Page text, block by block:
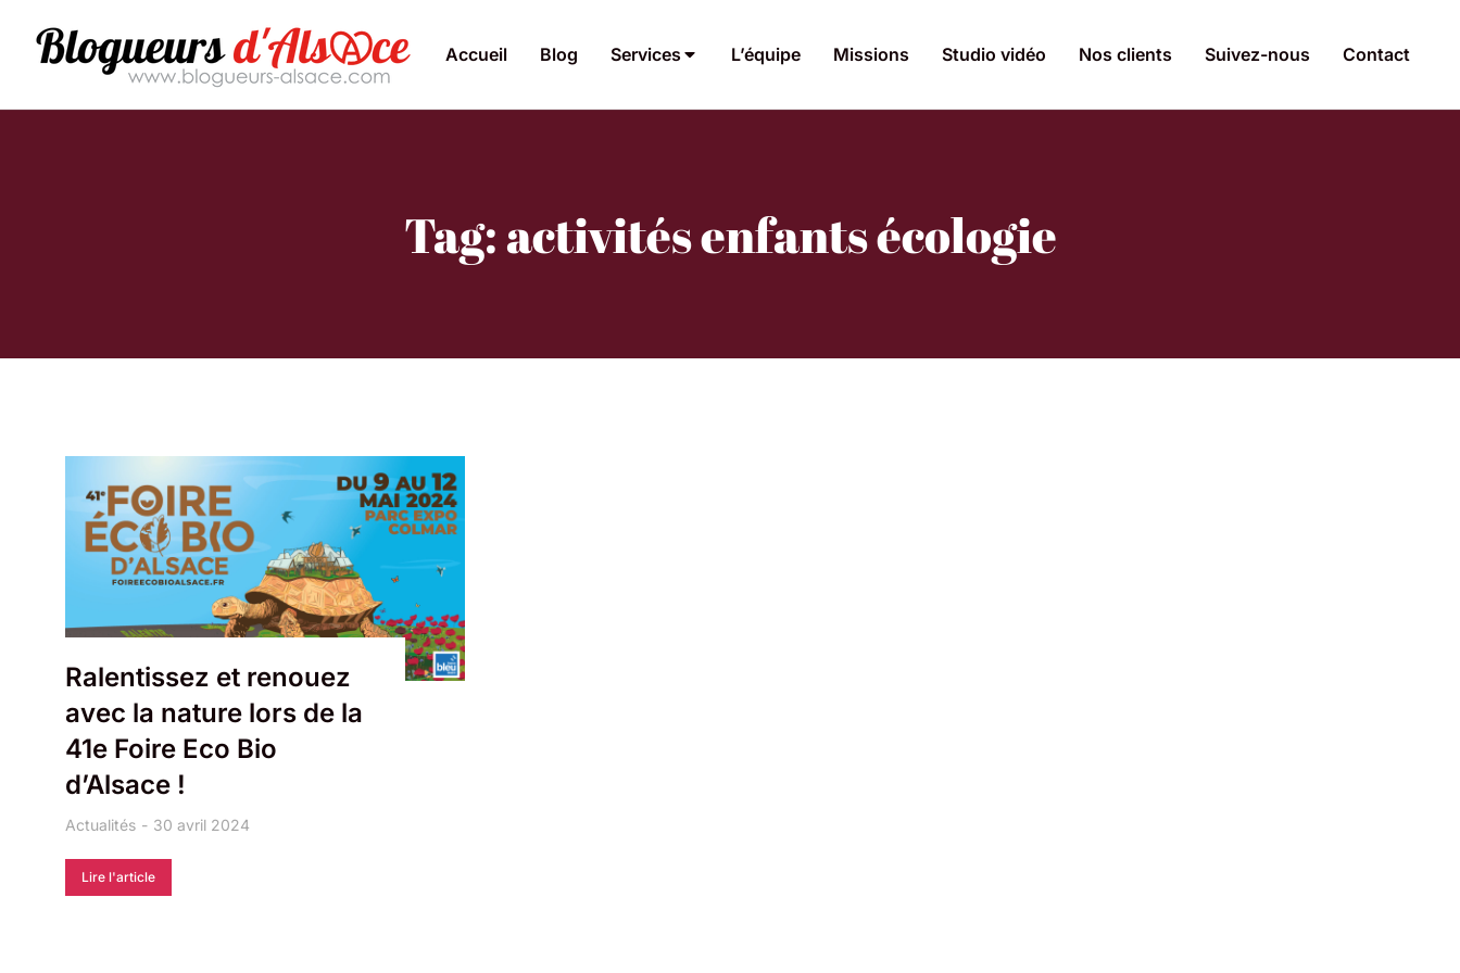
Accueil Blog Services L’équipe Missions Studio vidéo Nos clients Suivez-nous Contact
Tag: activités enfants écologie
Ralentissez et renouez
avec la nature lors de la
41e Foire Eco Bio
d’Alsace !
Actualités 30 avril 2024
Lire l'article